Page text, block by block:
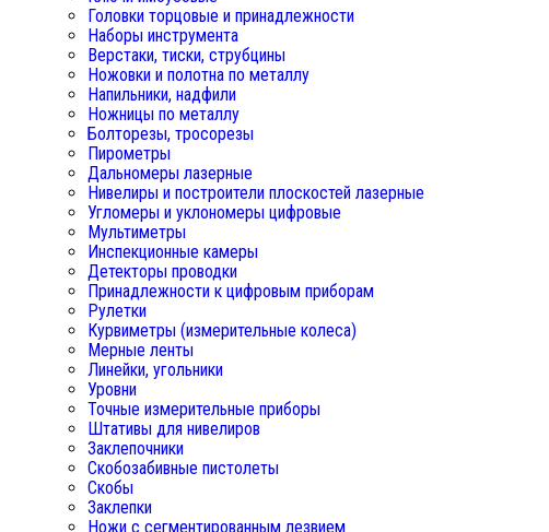
Головки торцовые и принадлежности
Наборы инструмента
Верстаки, тиски, струбцины
Ножовки и полотна по металлу
Напильники, надфили
Ножницы по металлу
Болторезы, тросорезы
Пирометры
Дальномеры лазерные
Нивелиры и построители плоскостей лазерные
Угломеры и уклономеры цифровые
Мультиметры
Инспекционные камеры
Детекторы проводки
Принадлежности к цифровым приборам
Рулетки
Курвиметры (измерительные колеса)
Мерные ленты
Линейки, угольники
Уровни
Точные измерительные приборы
Штативы для нивелиров
Заклепочники
Скобозабивные пистолеты
Скобы
Заклепки
Ножи с сегментированным лезвием